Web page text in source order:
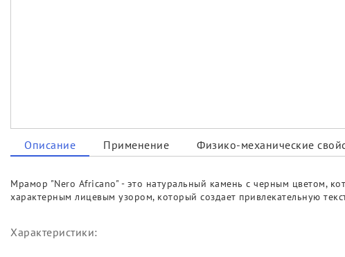
Описание Применение Физико-механические
Мрамор "Nero Africano" - это натуральный камень с черным цветом,
характерным лицевым узором, который создает привлекательную
Характеристики: